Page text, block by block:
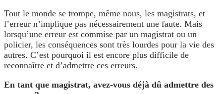
Tout le monde se trompe, même nous, les magistrats, et
l’erreur n’implique pas nécessairement une faute. Mais
lorsqu’une erreur est commise par un magistrat ou un
policier, les conséquences sont très lourdes pour la vie des
autres. C’est pourquoi il est encore plus difficile de
reconnaître et d’admettre ces erreurs.
En tant que magistrat, avez-vous déjà dû admettre des